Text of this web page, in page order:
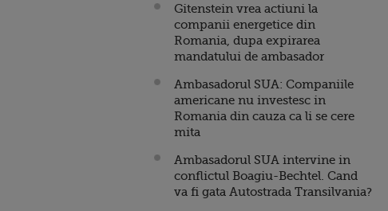
Gitenstein vrea actiuni la
companii energetice din
Romania, dupa expirarea
mandatului de ambasador
Ambasadorul SUA: Companiile
americane nu investesc in
Romania din cauza ca li se cere
mita
Ambasadorul SUA intervine in
conflictul Boagiu-Bechtel. Cand
va fi gata Autostrada Transilvania?